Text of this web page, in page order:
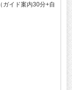
ガイド案内30分+自